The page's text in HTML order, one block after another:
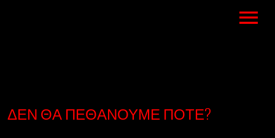
ΔΕΝ ΘΑ ΠΕΘΆΝΟΥΜΕ ΠΟΤΈ?